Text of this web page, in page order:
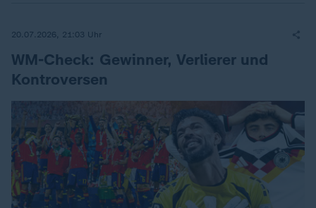
20.07.2026, 21:03 Uhr
WM-Check: Gewinner, Verlierer und
Kontroversen